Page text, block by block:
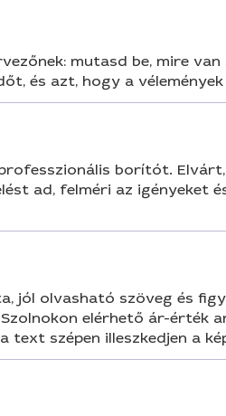
mutasd be, mire van
és azt, hogy a
borítót.
ad, felméri az igényeket
jól olvasható szöveg és
elérhető ár-érték
szépen illeszkedjen a